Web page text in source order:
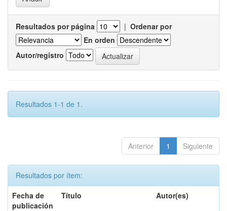
Resultados por página | Ordenar por
En orden
Autor/registro
Resultados 1-1 de 1.
Anterior 1 Siguiente
Resultados por ítem:
Fecha de
publicación
Título Autor(es)